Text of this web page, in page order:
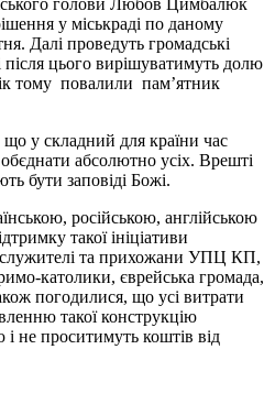
у міськраді по даному
Далі проведуть громадські
після цього вирішуватимуть долю
тому повалили пам’ятник
у складний для країни час
абсолютно усіх. Врешті
бути заповіді Божі.
російською, англійською
такої ініціативи
та прихожани УПЦ КП,
католики, єврейська громада,
погодилися, що усі витрати
такої конструкцію
і не проситимуть коштів від